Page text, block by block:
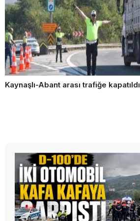
Kaynaşlı-Abant arası trafiğe kapatıldı